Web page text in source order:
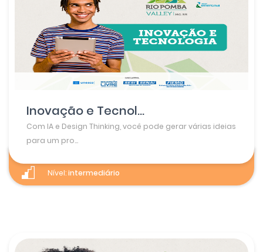
Inovação e Tecnol...
Com IA e Design Thinking, você pode gerar várias ideias
para um pro...
Nível:intermediário